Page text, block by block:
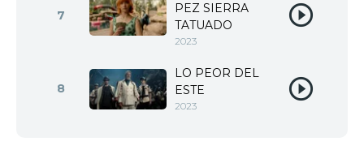
7
PEZ SIERRA
TATUADO
2023
8
LO PEOR DEL
ESTE
2023